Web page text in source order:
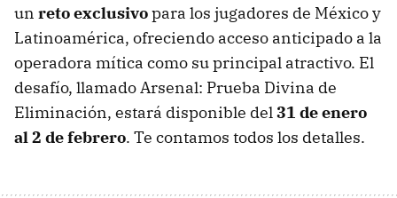
un reto exclusivopara los jugadores de México y
Latinoamérica, ofreciendo acceso anticipado a la
operadora mítica como su principal atractivo. El
desafío, llamado Arsenal: Prueba Divina de
Eliminación, estará disponible del31 de enero
al 2 de febrero. Te contamos todos los detalles.